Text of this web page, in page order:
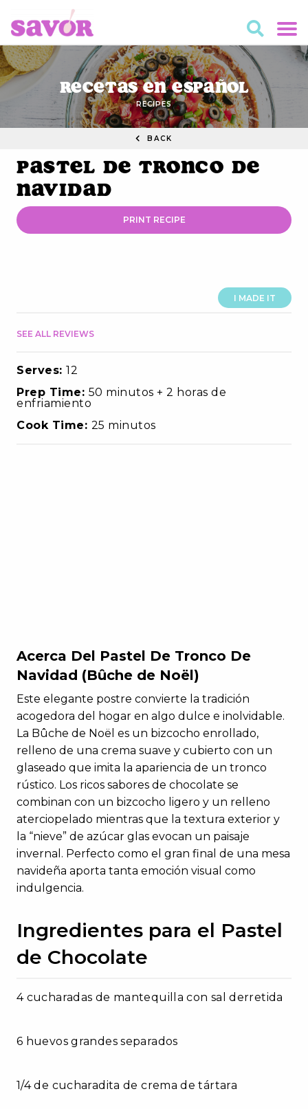
Recetas en Español
RECIPES
BACK
Pastel De Tronco De
Navidad
PRINT RECIPE
I MADE IT
SEE ALL REVIEWS
Serves: 12
Prep Time: 50 minutos + 2 horas de
enfriamiento
Cook Time: 25 minutos
Acerca Del Pastel De Tronco De
Navidad (Bûche de Noël)
Este elegante postre convierte la tradición
acogedora del hogar en algo dulce e inolvidable.
La Bûche de Noël es un bizcocho enrollado,
relleno de una crema suave y cubierto con un
glaseado que imita la apariencia de un tronco
rústico. Los ricos sabores de chocolate se
combinan con un bizcocho ligero y un relleno
aterciopelado mientras que la textura exterior y
la “nieve” de azúcar glas evocan un paisaje
invernal. Perfecto como el gran final de una mesa
navideña aporta tanta emoción visual como
indulgencia.
Ingredientes para el Pastel
de Chocolate
4 cucharadas de mantequilla con sal derretida
6 huevos grandes separados
1/4 de cucharadita de crema de tártara